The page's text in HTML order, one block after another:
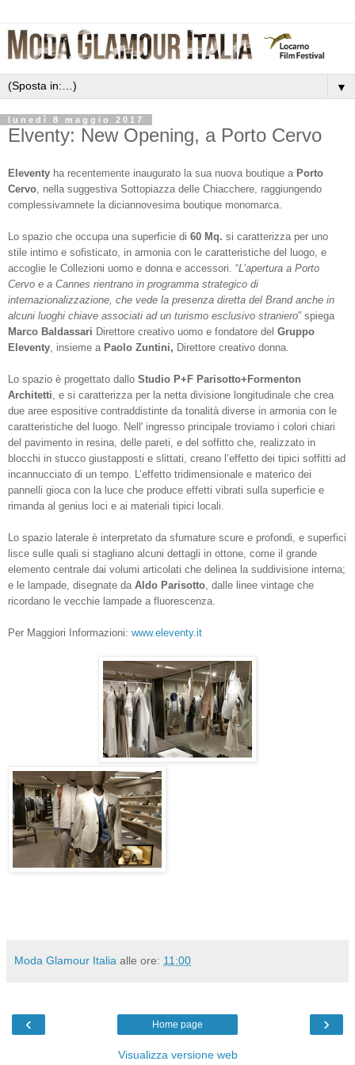
▼
lunedì 8 maggio 2017
Elventy: New Opening, a Porto Cervo
Eleventy ha recentemente inaugurato la sua nuova boutique a Porto
Cervo, nella suggestiva Sottopiazza delle Chiacchere, raggiungendo
complessivamnete la diciannovesima boutique monomarca.
Lo spazio che occupa una superficie di 60 Mq. si caratterizza per uno
stile intimo e sofisticato, in armonia con le caratteristiche del luogo, e
accoglie le Collezioni uomo e donna e accessori. “L’apertura a Porto
Cervo e a Cannes rientrano in programma strategico di
internazionalizzazione, che vede la presenza diretta del Brand anche in
alcuni luoghi chiave associati ad un turismo esclusivo straniero” spiega
Marco Baldassari Direttore creativo uomo e fondatore del Gruppo
Eleventy, insieme a Paolo Zuntini, Direttore creativo donna.
Lo spazio è progettato dallo Studio P+F Parisotto+Formenton
Architetti, e si caratterizza per la netta divisione longitudinale che crea
due aree espositive contraddistinte da tonalità diverse in armonia con le
caratteristiche del luogo. Nell' ingresso principale troviamo i colori chiari
del pavimento in resina, delle pareti, e del soffitto che, realizzato in
blocchi in stucco giustapposti e slittati, creano l’effetto dei tipici soffitti ad
incannucciato di un tempo. L’effetto tridimensionale e materico dei
pannelli gioca con la luce che produce effetti vibrati sulla superficie e
rimanda al genius loci e ai materiali tipici locali.
Lo spazio laterale è interpretato da sfumature scure e profondi, e superfici
lisce sulle quali si stagliano alcuni dettagli in ottone, come il grande
elemento centrale dai volumi articolati che delinea la suddivisione interna;
e le lampade, disegnate da Aldo Parisotto, dalle linee vintage che
ricordano le vecchie lampade a fluorescenza.
Per Maggiori Informazioni: www.eleventy.it
Moda Glamour Italia alle ore: 11:00
‹ ›
Home page
Visualizza versione web